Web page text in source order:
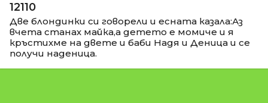
12110
Две блондинки си говорели и есната казала:Аз
вчета станах майка,а детето е момиче и я
кръстихме на двете и баби Надя и Деница и се
получи наденица.